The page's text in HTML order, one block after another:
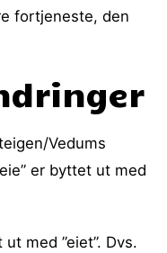
fortjeneste, den
Vedums
er byttet ut med
med ”eiet”. Dvs.